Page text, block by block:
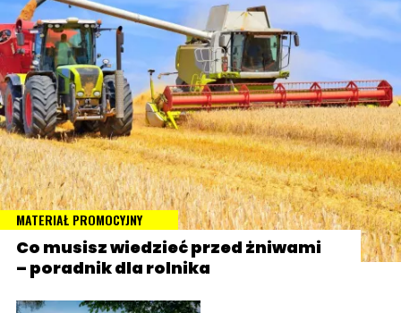
MATERIAŁ PROMOCYJNY
Co musisz wiedzieć przed żniwami
– poradnik dla rolnika